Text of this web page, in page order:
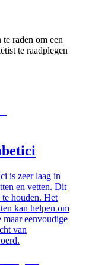
raden om een
te raadplegen
is zeer laag in
en vetten. Dit
houden. Het
kan helpen om
maar eenvoudige
van